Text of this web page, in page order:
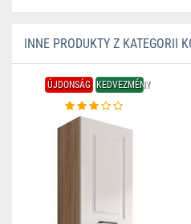
INNE PRODUKTY Z KATEGORII
ÚJDONSÁG KEDVEZMÉNY